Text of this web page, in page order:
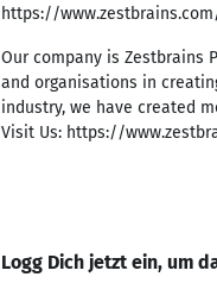
https://
Our company is Zestbrains
and organisations in
industry, we have created
Visit Us: https://
Logg Dich jetzt ein, um